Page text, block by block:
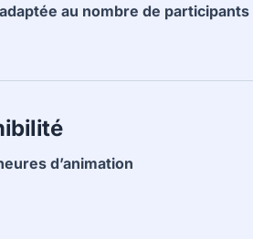
adaptée au nombre de participants
d’animation